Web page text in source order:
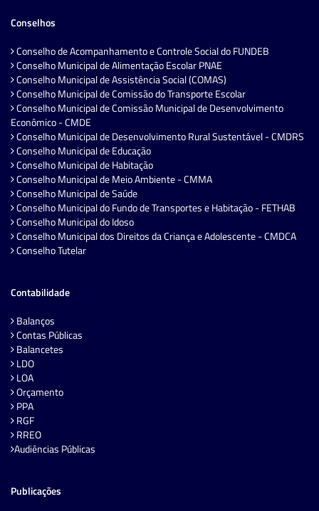
Conselhos
Conselho de Acompanhamento e Controle Social do FUNDEB
Conselho Municipal de Alimentação Escolar PNAE
Conselho Municipal de Assistência Social (COMAS)
Conselho Municipal de Comissão do Transporte Escolar
Conselho Municipal de Comissão Municipal de Desenvolvimento
Econômico - CMDE
Conselho Municipal de Desenvolvimento Rural Sustentável - CMDRS
Conselho Municipal de Educação
Conselho Municipal de Habitação
Conselho Municipal de Meio Ambiente - CMMA
Conselho Municipal de Saúde
Conselho Municipal do Fundo de Transportes e Habitação - FETHAB
Conselho Municipal do Idoso
Conselho Municipal dos Direitos da Criança e Adolescente - CMDCA
Conselho Tutelar
Contabilidade
Balanços
Contas Públicas
Balancetes
LDO
LOA
Orçamento
PPA
RGF
RREO
Audiências Públicas
Publicações